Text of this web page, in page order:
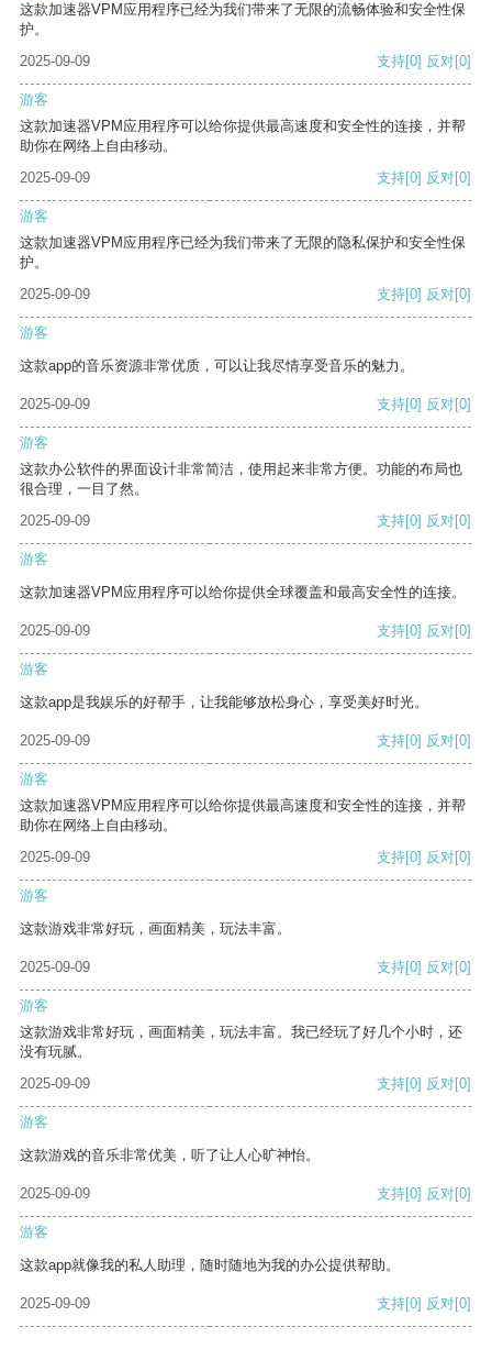
这款加速器VPM应用程序已经为我们带来了无限的流畅体验和安全性保
护。
2025-09-09
支持[0] 反对[0]
游客
这款加速器VPM应用程序可以给你提供最高速度和安全性的连接，并帮
助你在网络上自由移动。
2025-09-09
支持[0] 反对[0]
游客
这款加速器VPM应用程序已经为我们带来了无限的隐私保护和安全性保
护。
2025-09-09
支持[0] 反对[0]
游客
这款app的音乐资源非常优质，可以让我尽情享受音乐的魅力。
2025-09-09 支持[0] 反对[0]
游客
这款办公软件的界面设计非常简洁，使用起来非常方便。功能的布局也
很合理，一目了然。
2025-09-09
支持[0] 反对[0]
游客
这款加速器VPM应用程序可以给你提供全球覆盖和最高安全性的连接。
2025-09-09 支持[0] 反对[0]
游客
这款app是我娱乐的好帮手，让我能够放松身心，享受美好时光。
2025-09-09 支持[0] 反对[0]
游客
这款加速器VPM应用程序可以给你提供最高速度和安全性的连接，并帮
助你在网络上自由移动。
2025-09-09
支持[0] 反对[0]
游客
这款游戏非常好玩，画面精美，玩法丰富。
2025-09-09 支持[0] 反对[0]
游客
这款游戏非常好玩，画面精美，玩法丰富。我已经玩了好几个小时，还
没有玩腻。
2025-09-09
支持[0] 反对[0]
游客
这款游戏的音乐非常优美，听了让人心旷神怡。
2025-09-09 支持[0] 反对[0]
游客
这款app就像我的私人助理，随时随地为我的办公提供帮助。
2025-09-09 支持[0] 反对[0]